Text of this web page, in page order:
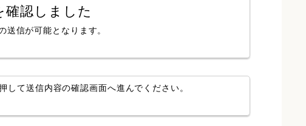
確認しました
信が可能となります。
て送信内容の確認画面へ進んでください。